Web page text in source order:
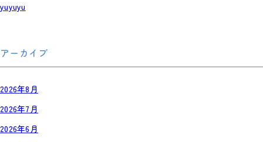
yuyuyu
アーカイブ
2026年8月
2026年7月
2026年6月